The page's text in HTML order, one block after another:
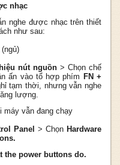
nhạc
nghe được nhạc trên thiết
như sau:
nút nguồn> Chọn chế
ấn vào tổ hợp phím FN +
tạm thời, nhưng vẫn nghe
lượng.
máy vẫn đang chạy
Panel > ChọnHardware
the power buttons do.